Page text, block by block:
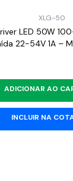
XLG-50
LED 50W
22-54V 1A –
ADICIONAR AO
INCLUIR NA